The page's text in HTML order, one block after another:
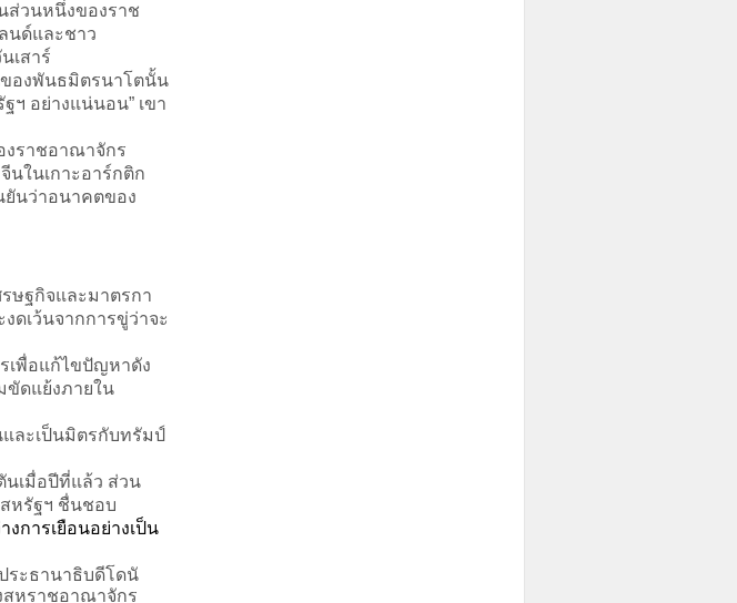
ส่วนหนึ่งของราช
นด์และชาว
เสาร์
ของพันธมิตรนาโตนั้น
ฯ อย่างแน่นอน” เขา
งราชอาณาจักร
นในเกาะอาร์กติก
ยันว่าอนาคตของ
ษฐกิจและมาตรกา
ดเว้นจากการขู่ว่าจะ
เพื่อแก้ไขปัญหาดัง
ขัดแย้งภายใน
ละเป็นมิตรกับทรัมป์
นเมื่อปีที่แล้ว ส่วน
หรัฐฯ ชื่นชอบ
งการเยือนอย่างเป็น